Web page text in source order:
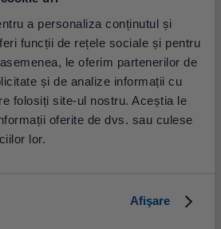
a personaliza conținutul și
funcții de rețele sociale și pentru
le oferim partenerilor de
și de analize informații cu
folosiți site-ul nostru. Aceștia le
oferite de dvs. sau culese
lor.
Afişare
a vitaminei D la nivel intestinal
de intestin scurt, insuficiență
boala Crohn, fibroză chistică,
ce reduc generarea formelor
D;
de vitamina D (sindrom nefrotic,
barbiturice, anticonvulsivante.